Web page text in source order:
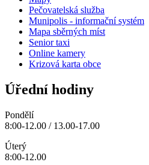
Pečovatelská služba
Munipolis - informační systém
Mapa sběrných míst
Senior taxi
Online kamery
Krizová karta obce
Úřední hodiny
Pondělí
8:00-12.00 / 13.00-17.00
Úterý
8:00-12.00